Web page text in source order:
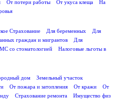
От потери работы От укуса клеща
На
Страхование Для беременных
Для
граждан и мигрантов
Для
со стоматологией
Налоговые льготы в
дом
Земельный участок
От пожара и затопления От кражи
От
Страхование ремонта
Имущество физ